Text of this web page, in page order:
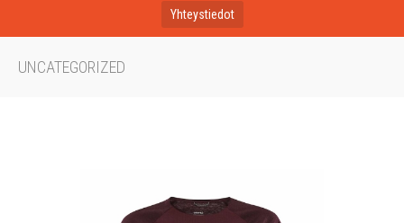
Yhteystiedot
UNCATEGORIZED